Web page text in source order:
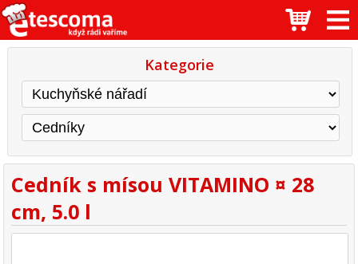
Kategorie
Cedník s mísou VITAMINO ¤ 28
cm, 5.0 l